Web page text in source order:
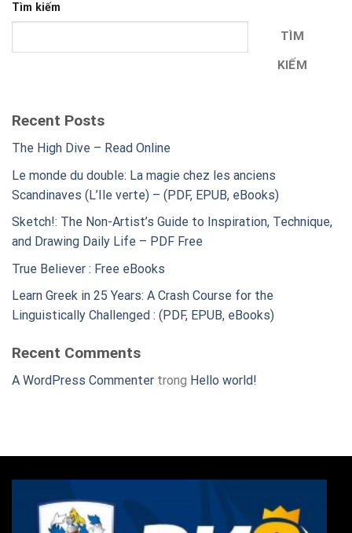
Tìm kiếm
TÌM
KIẾM
Recent Posts
The High Dive – Read Online
Le monde du double: La magie chez les anciens
Scandinaves (L’Ile verte) – (PDF, EPUB, eBooks)
Sketch!: The Non-Artist’s Guide to Inspiration, Technique,
and Drawing Daily Life – PDF Free
True Believer : Free eBooks
Learn Greek in 25 Years: A Crash Course for the
Linguistically Challenged : (PDF, EPUB, eBooks)
Recent Comments
A WordPress Commenter trong Hello world!